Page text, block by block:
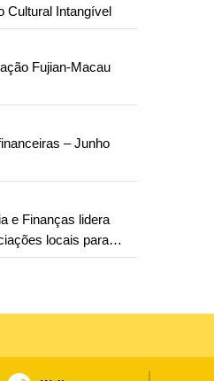
Cultural Intangível
Fujian-Macau
– Junho
e Finanças lidera
locais para
os trabalhos